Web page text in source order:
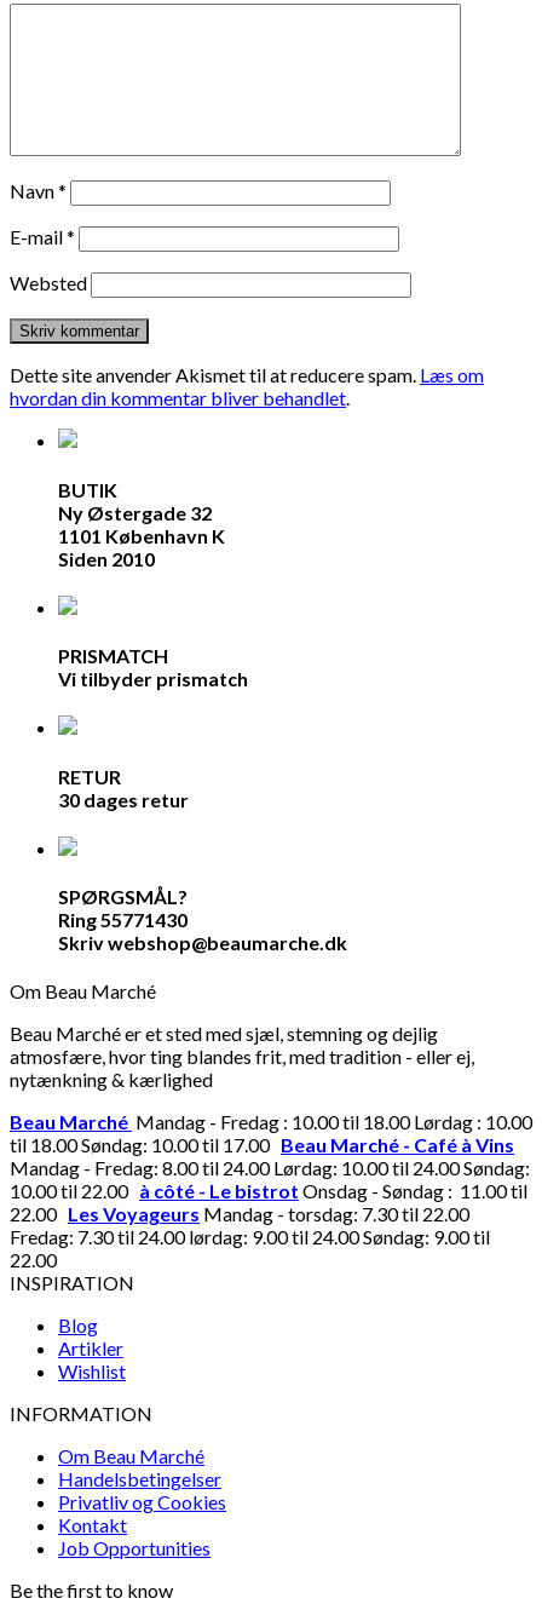
Navn*
E-mail*
Websted
Dette site anvender Akismet til at reducere spam. Læs om
hvordan din kommentar bliver behandlet.
BUTIK
Ny Østergade 32
1101 København K
Siden 2010
PRISMATCH
Vi tilbyder prismatch
RETUR
30 dages retur
SPØRGSMÅL?
Ring 55771430
Skriv webshop@beaumarche.dk
Om Beau Marché
Beau Marché er et sted med sjæl, stemning og dejlig
atmosfære, hvor ting blandes frit, med tradition - eller ej,
nytænkning & kærlighed
Beau Marché Mandag - Fredag : 10.00 til 18.00 Lørdag : 10.00
til 18.00 Søndag: 10.00 til 17.00 Beau Marché - Café à Vins
Mandag - Fredag: 8.00 til 24.00 Lørdag: 10.00 til 24.00 Søndag:
10.00 til 22.00 à côté - Le bistrot Onsdag - Søndag : 11.00 til
22.00 Les Voyageurs Mandag - torsdag: 7.30 til 22.00
Fredag: 7.30 til 24.00 lørdag: 9.00 til 24.00 Søndag: 9.00 til
22.00
INSPIRATION
Blog
Artikler
Wishlist
INFORMATION
Om Beau Marché
Handelsbetingelser
Privatliv og Cookies
Kontakt
Job Opportunities
Be the first to know